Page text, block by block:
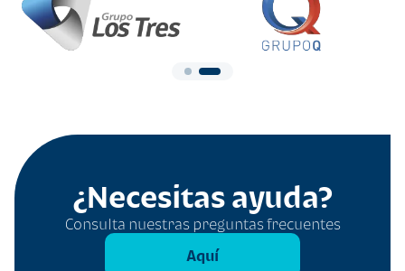
¿Necesitas ayuda?
Consulta nuestras preguntas frecuentes
Aquí